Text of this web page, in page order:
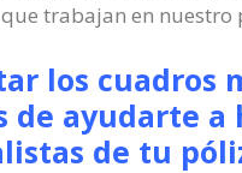
trabajan en nuestro
los cuadros
de ayudarte a
de tu